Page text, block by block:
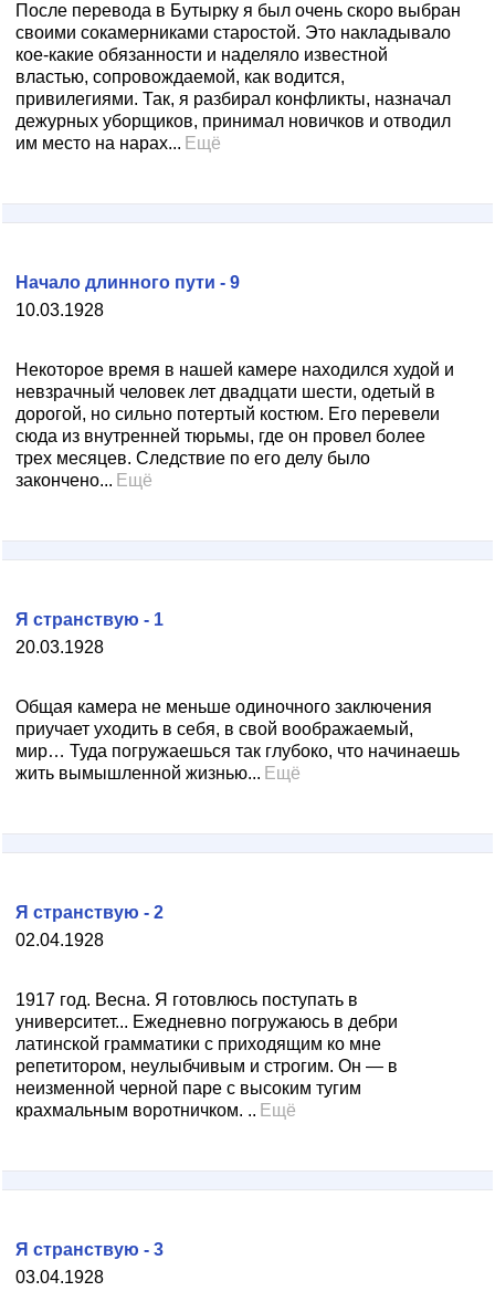
После перевода в Бутырку я был очень скоро выбран
своими сокамерниками старостой. Это накладывало
кое-какие обязанности и наделяло известной
властью, сопровождаемой, как водится,
привилегиями. Так, я разбирал конфликты, назначал
дежурных уборщиков, принимал новичков и отводил
им место на нарах... Ещё
10.03.1928
Начало длинного пути - 9
Некоторое время в нашей камере находился худой и
невзрачный человек лет двадцати шести, одетый в
дорогой, но сильно потертый костюм. Его перевели
сюда из внутренней тюрьмы, где он провел более
трех месяцев. Следствие по его делу было
закончено... Ещё
20.03.1928
Я странствую - 1
Общая камера не меньше одиночного заключения
приучает уходить в себя, в свой воображаемый,
мир… Туда погружаешься так глубоко, что начинаешь
жить вымышленной жизнью... Ещё
02.04.1928
Я странствую - 2
1917 год. Весна. Я готовлюсь поступать в
университет... Ежедневно погружаюсь в дебри
латинской грамматики с приходящим ко мне
репетитором, неулыбчивым и строгим. Он — в
неизменной черной паре с высоким тугим
крахмальным воротничком. .. Ещё
03.04.1928
Я странствую - 3